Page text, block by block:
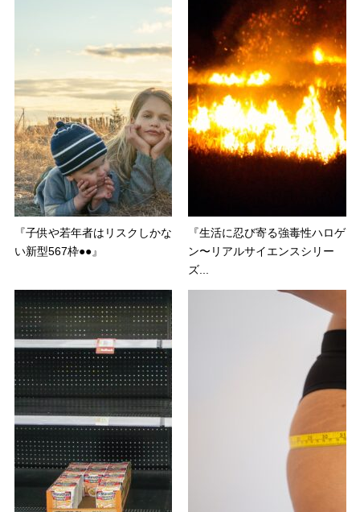
『子供や若年者はリスクしかな
い新型567枠●●』
『生活に忍び寄る強毒性ハロゲ
ン〜リアルサイエンスシリー
ズ...